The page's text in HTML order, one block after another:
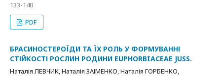
133-140
PDF
БРАСИНОСТЕРОЇДИ ТА ЇХ РОЛЬ У ФОРМУВАННІ
СТІЙКОСТІ РОСЛИН РОДИНИ EUPHORBIACEAE JUSS.
Наталія ЛЕВЧИК, Наталія ЗАІМЕНКО, Наталія ГОРБЕНКО,